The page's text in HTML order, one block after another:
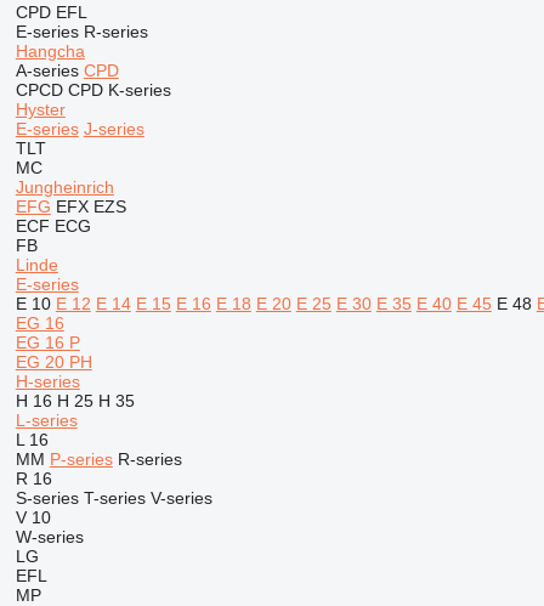
CPD EFL
E-series R-series
Hangcha
A-series CPD
CPCD CPD K-series
Hyster
E-series J-series
TLT
MC
Jungheinrich
EFG EFX EZS
ECF ECG
FB
Linde
E-series
E 10 E 12 E 14 E 15 E 16 E 18 E 20 E 25 E 30 E 35 E 40 E 45 E 48
EG 16
EG 16 P
EG 20 PH
H-series
H 16 H 25 H 35
L-series
L 16
MM P-series R-series
R 16
S-series T-series V-series
V 10
W-series
LG
EFL
MP